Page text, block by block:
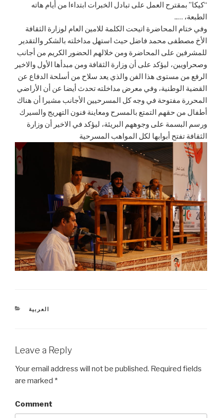
“كيكا” بمقترح العمل على تبادل الخبرات ابتداءا من أيام هاته
الطبعة، …..
وفي ختام المحاضرة اتيحت الكلمة للامين العام لوزارة الثقافة
الأخ مصطفى محمد فاضل حيث استهل مداخلته بالشكر والتقدير
للمشرفين على المحاضرة ومن خلالهم الحضور الكريم من أجانب
وصحراويين، ليؤكد على أن وزارة الثقافة ومن مبدأها الأول والاخير
الرفع من مستوى هذا الفن والذي يعد سلاح من أسلحة الدفاع عن
القضية الوطنية، وفي معرض مداخلته تحدث أيضا عن أن الأراضي
المحررة مفتوحة في وجه كل المسرحيين الأجانب مشيرا أن هناك
أطفال من حقهم التمتع بالمسرح ومعاينة فنون التهريج والسيرك
ورسم البسمة على وجوههم البريئة، ليؤكد في الاخير أن وزارة
الثقافة تفتح أبوابها لكل المواهب المسرحية
CATEGORIES
العربية
Leave a Reply
Your email address will not be published. Required fields
are marked *
Comment